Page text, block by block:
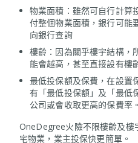
物業面積：雖然可自行計算
付整個物業面積，銀行可能
向銀行查詢
樓齡：因為關乎樓宇結構，
能會越高，甚至直接設有樓
最低投保額及保費，在設置
有「最低投保額」及「最低
公司或會收取更高的保費率。
OneDegree火險不限樓齡及樓
宅物業，業主投保快更簡單。